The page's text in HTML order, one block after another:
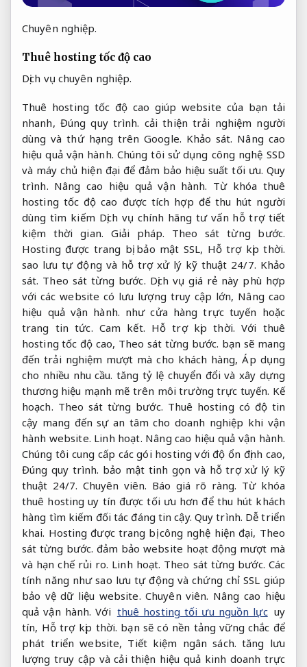
Chuyên nghiệp.
Thuê hosting tốc độ cao
Dịch vụ chuyên nghiệp.
Thuê hosting tốc độ cao giúp website của bạn tải
nhanh, Đúng quy trình. cải thiện trải nghiệm người
dùng và thứ hạng trên Google. Khảo sát. Nâng cao
hiệu quả vận hành. Chúng tôi sử dụng công nghệ SSD
và máy chủ hiện đại để đảm bảo hiệu suất tối ưu. Quy
trình. Nâng cao hiệu quả vận hành. Từ khóa thuê
hosting tốc độ cao được tích hợp để thu hút người
dùng tìm kiếm Dịch vụ chính hãng tư vấn hỗ trợ tiết
kiệm thời gian. Giải pháp.
Theo sát từng bước.
Hosting được trang bị bảo mật SSL, Hỗ trợ kịp thời.
sao lưu tự động và hỗ trợ xử lý kỹ thuật 24/7. Khảo
sát. Theo sát từng bước. Dịch vụ giá rẻ này phù hợp
với các website có lưu lượng truy cập lớn, Nâng cao
hiệu quả vận hành. như cửa hàng trực tuyến hoặc
trang tin tức. Cam kết. Hỗ trợ kịp thời. Với thuê
hosting tốc độ cao, Theo sát từng bước. bạn sẽ mang
đến trải nghiệm mượt mà cho khách hàng,Áp dụng
cho nhiều nhu cầu. tăng tỷ lệ chuyển đổi và xây dựng
thương hiệu mạnh mẽ trên môi trường trực tuyến. Kế
hoạch. Theo sát từng bước. Thuê hosting có độ tin
cậy mang đến sự an tâm cho doanh nghiệp khi vận
hành website. Linh hoạt. Nâng cao hiệu quả vận hành.
Chúng tôi cung cấp các gói hosting với độ ổn định cao,
Đúng quy trình. bảo mật tinh gọn và hỗ trợ xử lý kỹ
thuật 24/7. Chuyên viên. Báo giá rõ ràng. Từ khóa
thuê hosting uy tín được tối ưu hơn để thu hút khách
hàng tìm kiếm đối tác đáng tin cậy. Quy trình. Dễ triển
khai. Hosting được trang bị công nghệ hiện đại, Theo
sát từng bước. đảm bảo website hoạt động mượt mà
và hạn chế rủi ro. Linh hoạt. Theo sát từng bước. Các
tính năng như sao lưu tự động và chứng chỉ SSL giúp
bảo vệ dữ liệu website.Chuyên viên. Nâng cao hiệu
quả vận hành. Với thuê hosting tối ưu nguồn lực uy
tín, Hỗ trợ kịp thời. bạn sẽ có nền tảng vững chắc để
phát triển website, Tiết kiệm ngân sách. tăng lưu
lượng truy cập và cải thiện hiệu quả kinh doanh trực